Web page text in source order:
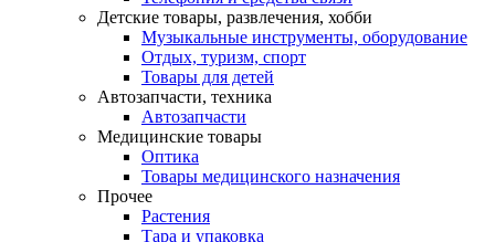
Детские товары, развлечения, хобби
Музыкальные инструменты, оборудование
Отдых, туризм, спорт
Товары для детей
Автозапчасти, техника
Автозапчасти
Медицинские товары
Оптика
Товары медицинского назначения
Прочее
Растения
Тара и упаковка